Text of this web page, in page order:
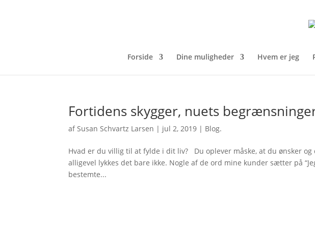
Forside Dine muligheder Hvem er jeg
Fortidens skygger, nuets
afSusan Schvartz Larsen | jul 2, 2019 | Blog.
Hvad er du villig til at fylde i dit liv? Du oplever måske, at du ønsker
alligevel lykkes det bare ikke. Nogle af de ord mine kunder sætter på
bestemte...